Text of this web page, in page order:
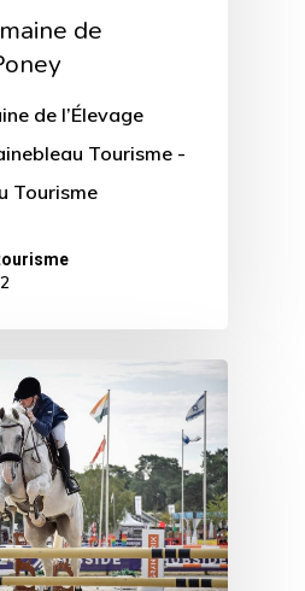
de
de l’Élevage
Tourisme -
Tourisme